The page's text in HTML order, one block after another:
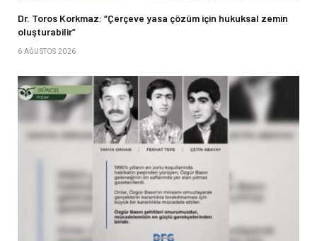
Dr. Toros Korkmaz: “Çerçeve yasa çözüm için hukuksal zemin
oluşturabilir”
6 AĞUSTOS 2026